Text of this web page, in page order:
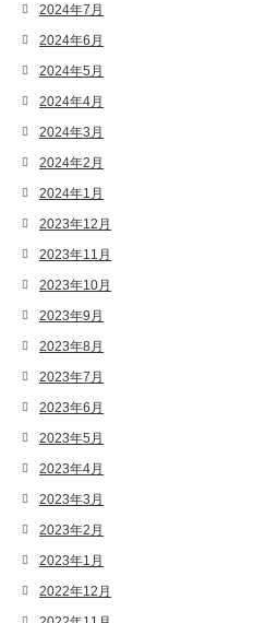
2024年7月
2024年6月
2024年5月
2024年4月
2024年3月
2024年2月
2024年1月
2023年12月
2023年11月
2023年10月
2023年9月
2023年8月
2023年7月
2023年6月
2023年5月
2023年4月
2023年3月
2023年2月
2023年1月
2022年12月